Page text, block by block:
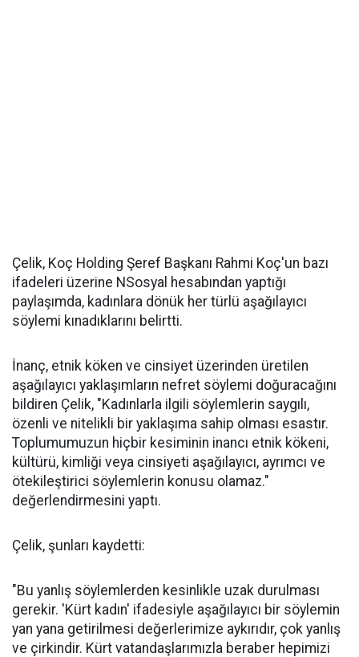
Çelik, Koç Holding Şeref Başkanı Rahmi Koç'un bazı
ifadeleri üzerine NSosyal hesabından yaptığı
paylaşımda, kadınlara dönük her türlü aşağılayıcı
söylemi kınadıklarını belirtti.
İnanç, etnik köken ve cinsiyet üzerinden üretilen
aşağılayıcı yaklaşımların nefret söylemi doğuracağını
bildiren Çelik, "Kadınlarla ilgili söylemlerin saygılı,
özenli ve nitelikli bir yaklaşıma sahip olması esastır.
Toplumumuzun hiçbir kesiminin inancı etnik kökeni,
kültürü, kimliği veya cinsiyeti aşağılayıcı, ayrımcı ve
ötekileştirici söylemlerin konusu olamaz."
değerlendirmesini yaptı.
Çelik, şunları kaydetti:
"Bu yanlış söylemlerden kesinlikle uzak durulması
gerekir. 'Kürt kadın' ifadesiyle aşağılayıcı bir söylemin
yan yana getirilmesi değerlerimize aykırıdır, çok yanlış
ve çirkindir. Kürt vatandaşlarımızla beraber hepimizi